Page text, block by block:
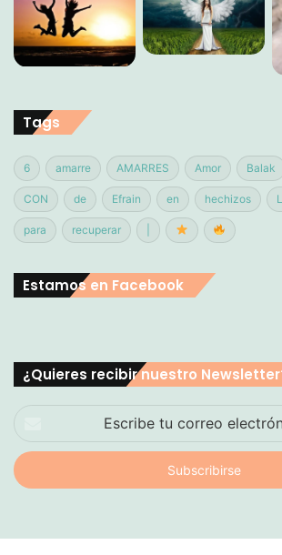
Tags
6 amarre AMARRES Amor Balak
CON de Efrain en hechizos
para recuperar
Estamos en Facebook
¿Quieres recibir nuestro
correo
electrónico